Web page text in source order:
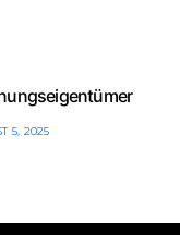
5, 2025